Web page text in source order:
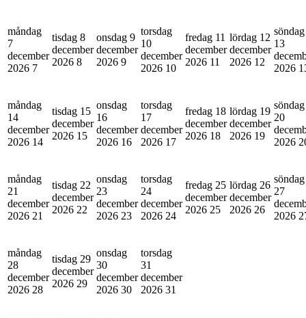
måndag
7
december
2026 7
tisdag 8
december
2026 8
onsdag 9
december
2026 9
torsdag
10
december
2026 10
fredag 11
december
2026 11
lördag 12
december
2026 12
söndag
13
2026
måndag
14
december
2026 14
tisdag 15
december
2026 15
onsdag
16
december
2026 16
torsdag
17
december
2026 17
fredag 18
december
2026 18
lördag 19
december
2026 19
söndag
20
2026
måndag
21
december
2026 21
tisdag 22
december
2026 22
onsdag
23
december
2026 23
torsdag
24
december
2026 24
fredag 25
december
2026 25
lördag 26
december
2026 26
söndag
27
2026
måndag
28
december
2026 28
tisdag 29
december
2026 29
onsdag
30
december
2026 30
torsdag
31
december
2026 31